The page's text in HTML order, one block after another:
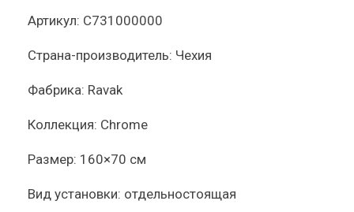
Артикул: C731000000
Страна-производитель: Чехия
Фабрика: Ravak
Коллекция: Chrome
Размер: 160×70 см
Вид установки: отдельностоящая